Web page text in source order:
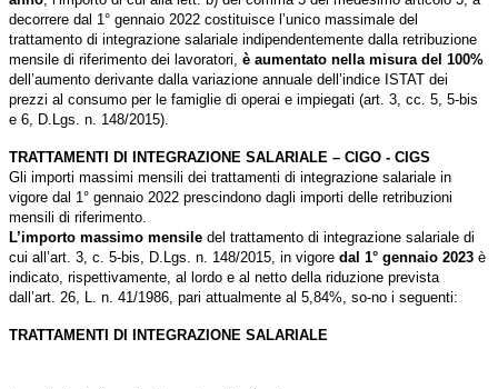
decorrere dal 1° gennaio 2022 costituisce l’unico massimale del
trattamento di integrazione salariale indipendentemente dalla retribuzione
mensile di riferimento dei lavoratori, è aumentato nella misura del 100%
dell’aumento derivante dalla variazione annuale dell’indice ISTAT dei
prezzi al consumo per le famiglie di operai e impiegati (art. 3, cc. 5, 5-bis
e 6, D.Lgs. n. 148/2015).
TRATTAMENTI DI INTEGRAZIONE SALARIALE – CIGO - CIGS
Gli importi massimi mensili dei trattamenti di integrazione salariale in
vigore dal 1° gennaio 2022 prescindono dagli importi delle retribuzioni
mensili di riferimento.
L’importo massimo mensile del trattamento di integrazione salariale di
cui all’art. 3, c. 5-bis, D.Lgs. n. 148/2015, in vigore dal 1° gennaio 2023 è
indicato, rispettivamente, al lordo e al netto della riduzione prevista
dall’art. 26, L. n. 41/1986, pari attualmente al 5,84%, so-no i seguenti:
TRATTAMENTI DI INTEGRAZIONE SALARIALE